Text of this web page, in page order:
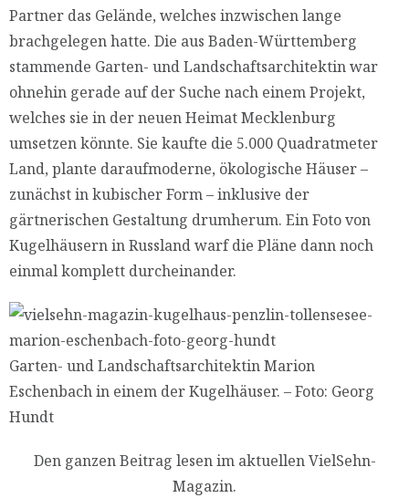
Partner das Gelände, welches inzwischen lange
brachgelegen hatte. Die aus Baden-Württemberg
stammende Garten- und Landschaftsarchitektin war
ohnehin gerade auf der Suche nach einem Projekt,
welches sie in der neuen Heimat Mecklenburg
umsetzen könnte. Sie kaufte die 5.000 Quadratmeter
Land, plante daraufmoderne, ökologische Häuser –
zunächst in kubischer Form – inklusive der
gärtnerischen Gestaltung drumherum. Ein Foto von
Kugelhäusern in Russland warf die Pläne dann noch
einmal komplett durcheinander.
Garten- und Landschaftsarchitektin Marion
Eschenbach in einem der Kugelhäuser. – Foto: Georg
Hundt
Den ganzen Beitrag lesen im aktuellen VielSehn-
Magazin.